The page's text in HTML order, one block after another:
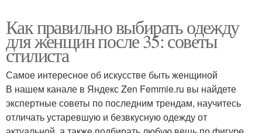
Как правильно выбирать одежду
для женщин после 35: советы
стилиста
Самое интересное об искусстве быть женщиной
В нашем канале в Яндекс Zen Femmie.ru вы найдете
экспертные советы по последним трендам, научитесь
отличать устаревшую и безвкусную одежду от